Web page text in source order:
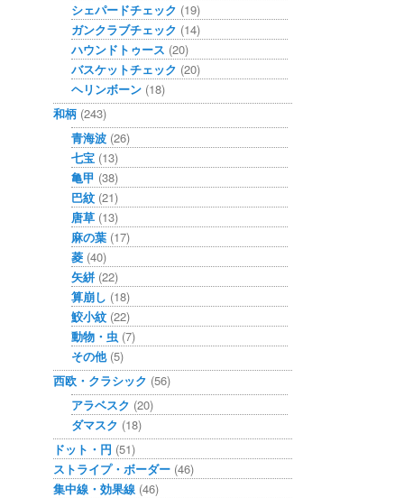
シェパードチェック (19)
ガンクラブチェック (14)
ハウンドトゥース (20)
バスケットチェック (20)
ヘリンボーン (18)
和柄 (243)
青海波 (26)
七宝 (13)
亀甲 (38)
巴紋 (21)
唐草 (13)
麻の葉 (17)
菱 (40)
矢絣 (22)
算崩し (18)
鮫小紋 (22)
動物・虫 (7)
その他(5)
西欧・クラシック (56)
アラベスク (20)
ダマスク (18)
ドット・円 (51)
ストライプ・ボーダー (46)
集中線・効果線 (46)